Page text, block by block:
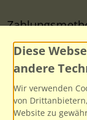
Diese
andere
Wir verwenden
von
Website zu